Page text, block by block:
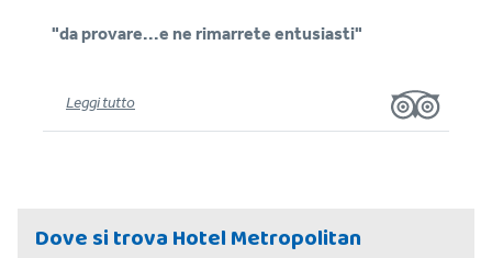
"da provare...e ne rimarrete entusiasti"
Leggi tutto
Dove si trova Hotel Metropolitan